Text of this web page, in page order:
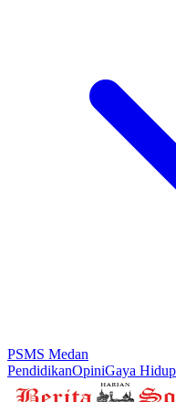
PSMS Medan
PendidikanOpiniGaya Hidup